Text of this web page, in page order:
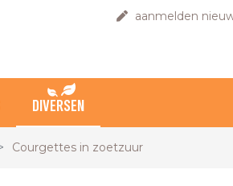
aanmelden
DIVERSEN
Courgettes in zoetzuur